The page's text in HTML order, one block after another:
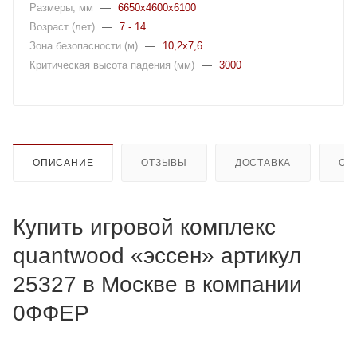
Размеры, мм — 6650x4600x6100
Возраст (лет) — 7 - 14
Зона безопасности (м) —
10,2x7,6
Критическая высота падения (мм) — 3000
ОПИСАНИЕ ОТЗЫВЫ ДОСТАВКА
Купить игровой комплекс
quantwood «эссен» артикул
25327 в Москве в компании
0ФФЕР